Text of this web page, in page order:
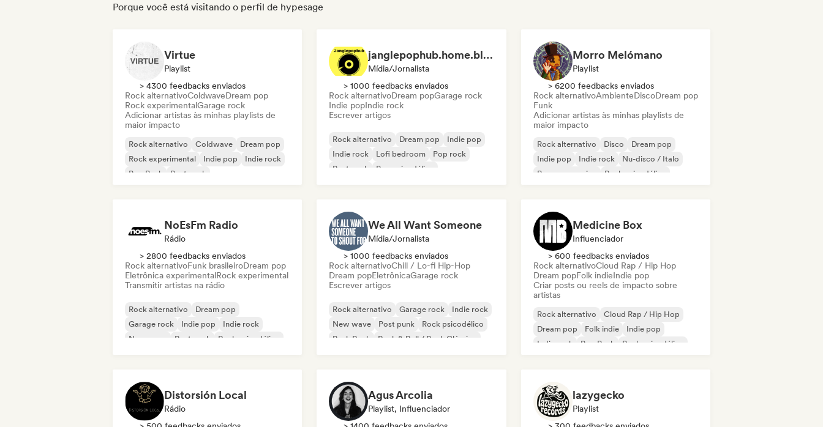
Porque você está visitando o perfil de hypesage
Virtue
Playlist
> 4300 feedbacks enviados
Rock alternativoColdwaveDream pop
Rock experimentalGarage rock
Adicionar artistas às minhas playlists de
maior impacto
Rock alternativo Coldwave
Dream pop
Rock experimental
Indie pop
Indie rock
Pop Punk
Post punk
janglepophub.home.blog
Mídia/Jornalista
> 1000 feedbacks enviados
Rock alternativoDream popGarage rock
Indie popIndie rock
Escrever artigos
Rock alternativo Dream pop
Indie pop
Indie rock
Lofi bedroom
Pop rock
Post punk
Pop psicodélico
Morro Melómano
Playlist
> 6200 feedbacks enviados
Rock alternativoAmbienteDiscoDream pop
Funk
Adicionar artistas às minhas playlists de
maior impacto
Rock alternativo Disco
Dream pop
Indie pop
Indie rock
Nu-disco / Italo
Pop progressivo
Rock psicodélico
NoEsFm Radio
Rádio
> 2800 feedbacks enviados
Rock alternativoFunk brasileiroDream pop
Eletrônica experimentalRock experimental
Transmitir artistas na rádio
Rock alternativo
Dream pop
Garage rock
Indie pop
Indie rock
New wave
Post punk Rock psicodélico
We All Want Someone
Mídia/Jornalista
> 1000 feedbacks enviados
Rock alternativoChill / Lo-fi Hip-Hop
Dream popEletrônicaGarage rock
Escrever artigos
Rock alternativo Garage rock
Indie rock
New wave
Post punk
Rock psicodélico
Punk Rock
Rock & Roll / Rock Clássico
Medicine Box
Influenciador
> 600 feedbacks enviados
Rock alternativoCloud Rap / Hip Hop
Dream popFolk indieIndie pop
Criar posts ou reels de impacto sobre
artistas
Rock alternativo
Cloud Rap / Hip Hop
Dream pop
Folk indie
Indie pop
Indie rock
Pop Punk Rock psicodélico
Distorsión Local
Rádio
Agus Arcolia
Playlist, Influenciador
lazygecko
Playlist